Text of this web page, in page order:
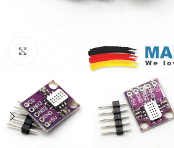
Click to enlarge